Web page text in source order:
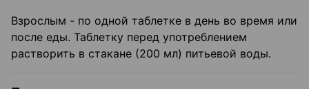
Взрослым - по одной таблетке в день во время или
после еды. Таблетку перед употреблением
растворить в стакане (200 мл) питьевой воды.